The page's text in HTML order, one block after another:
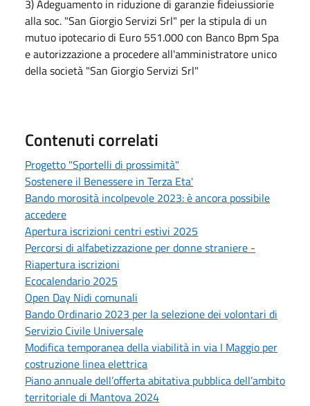
3) Adeguamento in riduzione di garanzie fideiussiorie
alla soc. "San Giorgio Servizi Srl" per la stipula di un
mutuo ipotecario di Euro 551.000 con Banco Bpm Spa
e autorizzazione a procedere all'amministratore unico
della società "San Giorgio Servizi Srl"
Contenuti correlati
Progetto "Sportelli di prossimità"
Sostenere il Benessere in Terza Eta'
Bando morosità incolpevole 2023: è ancora possibile
accedere
Apertura iscrizioni centri estivi 2025
Percorsi di alfabetizzazione per donne straniere -
Riapertura iscrizioni
Ecocalendario 2025
Open Day Nidi comunali
Bando Ordinario 2023 per la selezione dei volontari di
Servizio Civile Universale
Modifica temporanea della viabilità in via I Maggio per
costruzione linea elettrica
Piano annuale dell’offerta abitativa pubblica dell’ambito
territoriale di Mantova 2024